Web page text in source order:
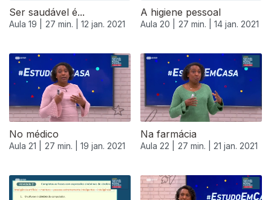
Ser saudável é...
Aula 19 | 27 min. | 12 jan. 2021
A higiene pessoal
Aula 20 | 27 min. | 14 jan. 2021
No médico
Aula 21 | 27 min. | 19 jan. 2021
Na farmácia
Aula 22 | 27 min. | 21 jan. 2021
520665